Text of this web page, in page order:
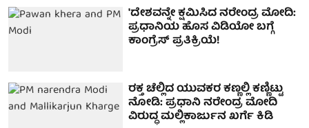
'ದೇಶವನ್ನೇ ಕ್ಷಮಿಸಿದ ನರೇಂದ್ರ ಮೋದಿ:
ಪ್ರಧಾನಿಯ ಹೊಸ ವಿಡಿಯೋ ಬಗ್ಗೆ
ಕಾಂಗ್ರೆಸ್ ಪ್ರತಿಕ್ರಿಯೆ!
ರಕ್ತ ಚೆಲ್ಲಿದ ಯುವಕರ ಕಣ್ಣಲ್ಲಿ ಕಣ್ಣಿಟ್ಟು
ನೋಡಿ: ಪ್ರಧಾನಿ ನರೇಂದ್ರ ಮೋದಿ
ವಿರುದ್ಧ ಮಲ್ಲಿಕಾರ್ಜುನ ಖರ್ಗೆ ಕಿಡಿ